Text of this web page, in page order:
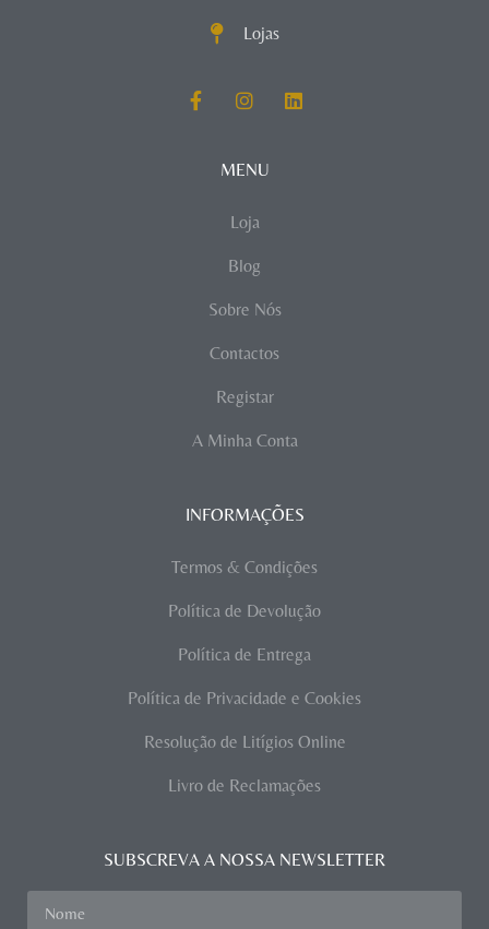
Lojas
MENU
Loja
Blog
Sobre Nós
Contactos
Registar
A Minha Conta
INFORMAÇÕES
Termos & Condições
Política de Devolução
Política de Entrega
Política de Privacidade e Cookies
Resolução de Litígios Online
Livro de Reclamações
SUBSCREVA A NOSSA NEWSLETTER